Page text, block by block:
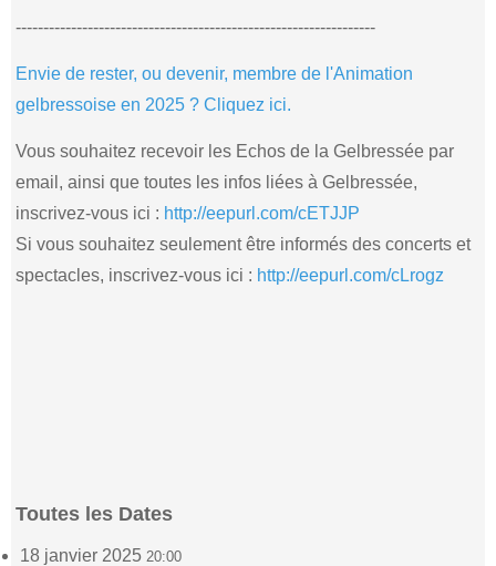
-----------------------------------------------------------------
Envie de rester, ou devenir, membre de l'Animation
gelbressoise en 2025 ? Cliquez ici.
Vous souhaitez recevoir les Echos de la Gelbressée par
email, ainsi que toutes les infos liées à Gelbressée,
inscrivez-vous ici : http://eepurl.com/cETJJP
Si vous souhaitez seulement être informés des concerts et
spectacles, inscrivez-vous ici : http://eepurl.com/cLrogz
Toutes les Dates
18 janvier 2025 20:00